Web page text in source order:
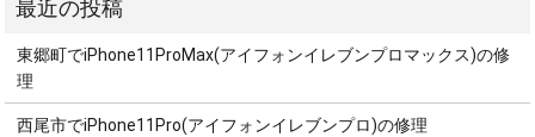
東郷町でiPhone11ProMax(アイフォンイレブンプロマックス)の修
理
西尾市でiPhone11Pro(アイフォンイレブンプロ)の修理